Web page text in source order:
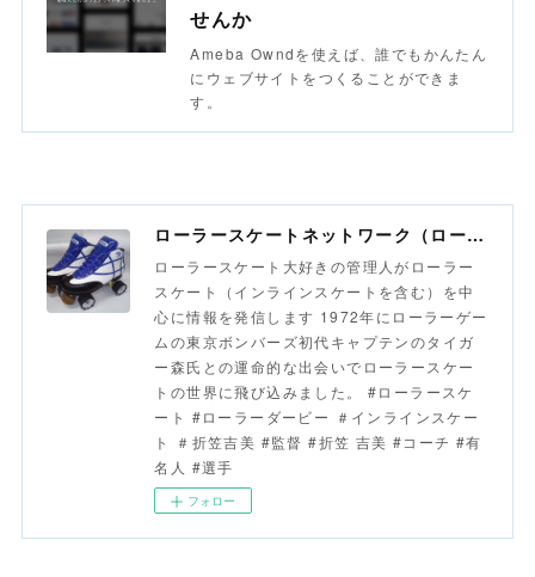
せんか
Ameba Owndを使えば、誰でもかんたん
にウェブサイトをつくることができま
す。
ローラースケートネットワーク（ローラースポーツネットワーク）
ローラースケート大好きの管理人がローラー
スケート（インラインスケートを含む）を中
心に情報を発信します 1972年にローラーゲー
ムの東京ボンバーズ初代キャプテンのタイガ
ー森氏との運命的な出会いでローラースケー
トの世界に飛び込みました。 #ローラースケ
ート #ローラーダービー ＃インラインスケー
ト ＃折笠吉美 #監督 #折笠 吉美 #コーチ #有
名人 #選手
フォロー